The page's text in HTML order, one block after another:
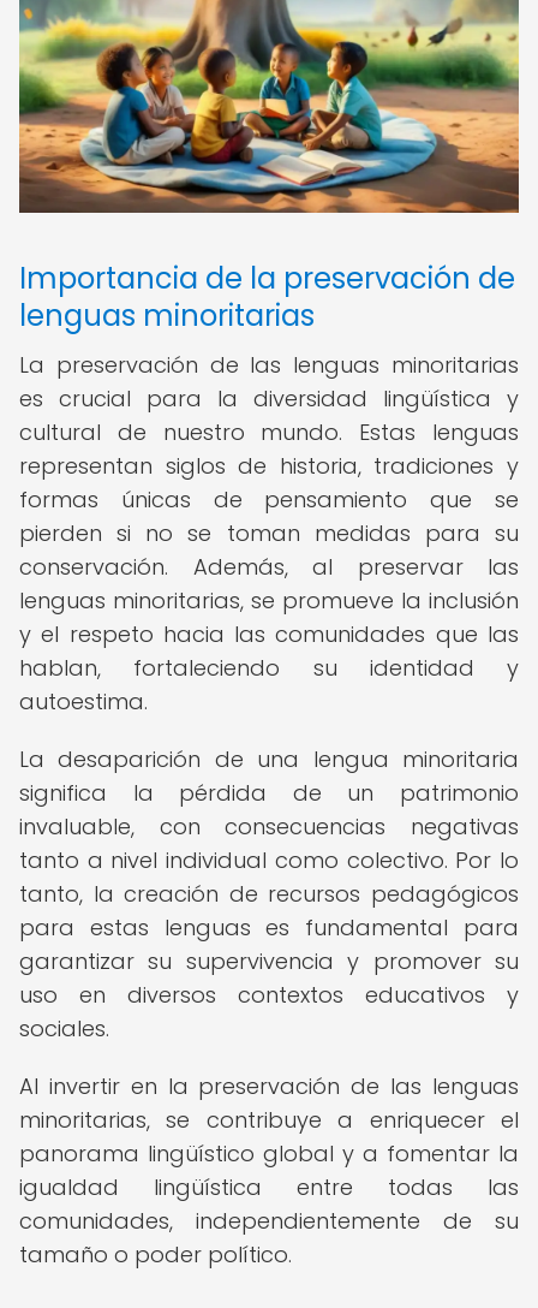
Importancia de la preservación de
lenguas minoritarias
La preservación de las lenguas minoritarias
es crucial para la diversidad lingüística y
cultural de nuestro mundo. Estas lenguas
representan siglos de historia, tradiciones y
formas únicas de pensamiento que se
pierden si no se toman medidas para su
conservación. Además, al preservar las
lenguas minoritarias, se promueve la inclusión
y el respeto hacia las comunidades que las
hablan, fortaleciendo su identidad y
autoestima.
La desaparición de una lengua minoritaria
significa la pérdida de un patrimonio
invaluable, con consecuencias negativas
tanto a nivel individual como colectivo. Por lo
tanto, la creación de recursos pedagógicos
para estas lenguas es fundamental para
garantizar su supervivencia y promover su
uso en diversos contextos educativos y
sociales.
Al invertir en la preservación de las lenguas
minoritarias, se contribuye a enriquecer el
panorama lingüístico global y a fomentar la
igualdad lingüística entre todas las
comunidades, independientemente de su
tamaño o poder político.